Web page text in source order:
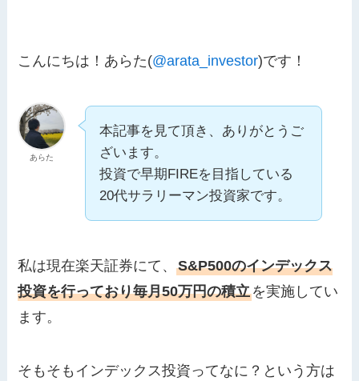
こんにちは！あらた(@arata_investor)です！
あらた
本記事を見て頂き、ありがとうご
ざいます。
投資で早期FIREを目指している
20代サラリーマン投資家です。
私は現在楽天証券にて、S&P500のインデックス
投資を行っており毎月50万円の積立を実施してい
ます。
そもそもインデックス投資ってなに？という方は